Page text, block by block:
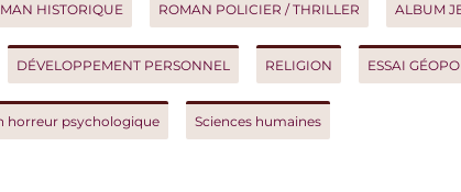
ROMAN POLICIER / THRILLER ALBUM
PERSONNEL RELIGION ESSAI
psychologique Sciences humaines